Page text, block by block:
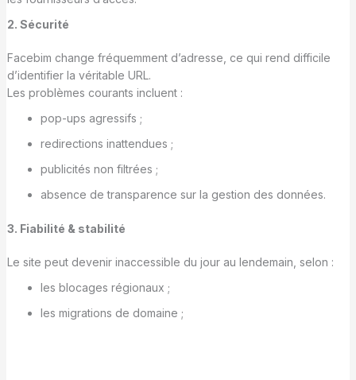
2. Sécurité
Facebim change fréquemment d’adresse, ce qui rend difficile
d’identifier la véritable URL.
Les problèmes courants incluent :
pop-ups agressifs ;
redirections inattendues ;
publicités non filtrées ;
absence de transparence sur la gestion des données.
3. Fiabilité & stabilité
Le site peut devenir inaccessible du jour au lendemain, selon :
les blocages régionaux ;
les migrations de domaine ;